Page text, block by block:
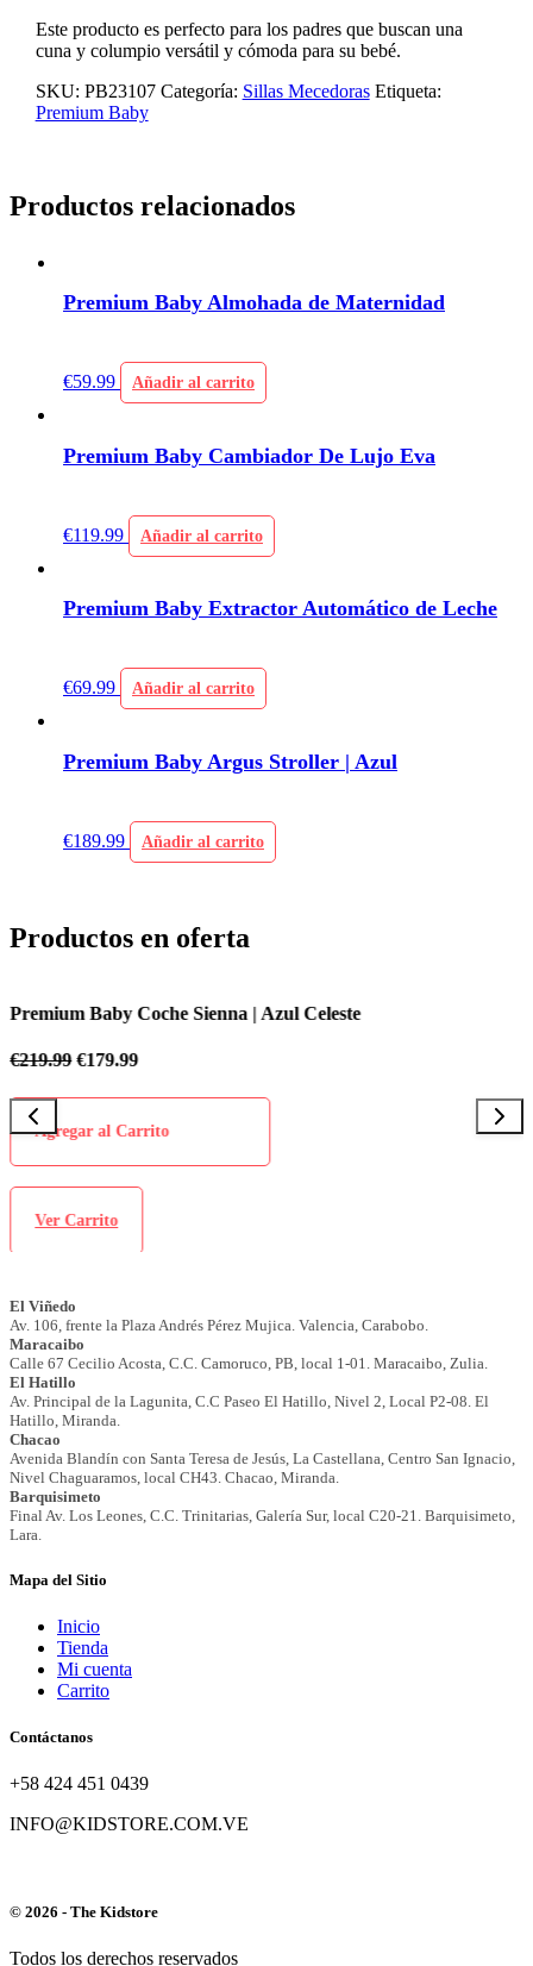
Este producto es perfecto para los padres que buscan una
cuna y columpio versátil y cómoda para su bebé.
SKU: PB23107 Categoría: Sillas Mecedoras Etiqueta:
Premium Baby
Productos relacionados
Premium Baby Almohada de Maternidad
€59.99 Añadir al carrito
Premium Baby Cambiador De Lujo Eva
€119.99 Añadir al carrito
Premium Baby Extractor Automático de Leche
€69.99 Añadir al carrito
Premium Baby Argus Stroller | Azul
€189.99 Añadir al carrito
Productos en oferta
Premium Baby Coche Sienna | Azul Celeste
€219.99 €179.99
Agregar al Carrito
Ver Carrito
Mapa del Sitio
Inicio
Tienda
Mi cuenta
Carrito
Contáctanos
+58 424 451 0439
INFO@KIDSTORE.COM.VE
© 2026 - The Kidstore
Todos los derechos reservados